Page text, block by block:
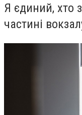
Я єдиний, хто
частині